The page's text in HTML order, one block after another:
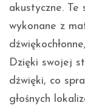
akustyczne.
wykonane z
Dzięki swojej
dźwięki, co
głośnych